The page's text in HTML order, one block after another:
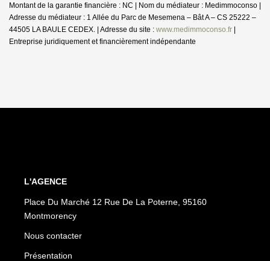
Montant de la garantie financière : NC | Nom du médiateur : Medimmoconso |
Adresse du médiateur : 1 Allée du Parc de Mesemena – Bât A – CS 25222 –
44505 LA BAULE CEDEX. | Adresse du site : www.medimmoconso.fr |
Entreprise juridiquement et financièrement indépendante
L'AGENCE
Place Du Marché 12 Rue De La Poterne, 95160
Montmorency
Nous contacter
Présentation